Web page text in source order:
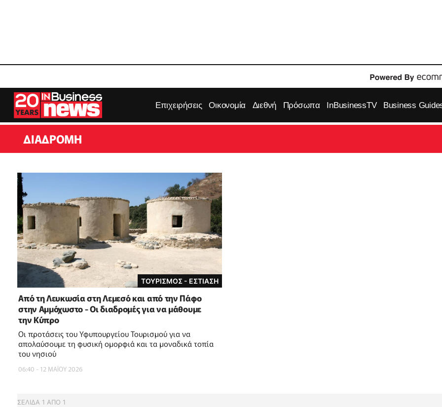
Επιχειρήσεις Οικονομία Διεθνή Πρόσωπα InBusinessTV Business
ΔΙΑΔΡΟΜΉ
ΤΟΥΡΙΣΜΟΣ - ΕΣΤΙΑΣΗ
Από τη Λευκωσία στη Λεμεσό και από την Πάφο
στην Αμμόχωστο - Οι διαδρομές για να μάθουμε
την Κύπρο
Οι προτάσεις του Υφυπουργείου Τουρισμού για να
απολαύσουμε τη φυσική ομορφιά και τα μοναδικά τοπία
του νησιού
06:40 - 12 ΜΑΪ́ΟΥ 2026
ΣΕΛΙΔΑ 1 ΑΠΟ 1